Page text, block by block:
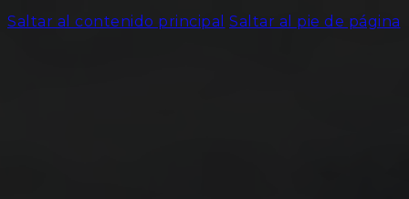
Saltar al contenido principal Saltar al pie de página